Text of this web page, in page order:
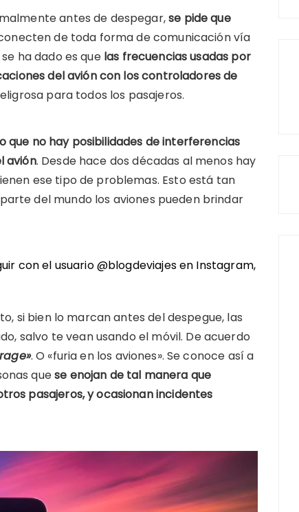
antes de despegar,se pide que
de toda forma de comunicación vía
ha dado es que las frecuencias usadas por
del avión con los controladores de
para todos los pasajeros.
que no hay posibilidades de interferencias
avión. Desde hace dos décadas al menos hay
ese tipo de problemas. Esto está tan
del mundo los aviones pueden brindar
con el usuario @blogdeviajes en Instagram,
si bien lo marcan antes del despegue, las
salvo te vean usando el móvil. De acuerdo
. O «furia en los aviones». Se conoce así a
quese enojan de tal manera que
pasajeros, y ocasionan incidentes